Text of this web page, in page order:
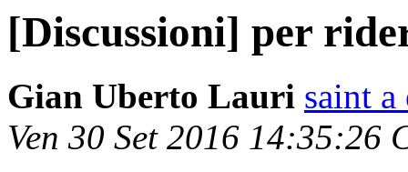
[Discussioni] per
Gian Uberto Lauri saint
Ven 30 Set 2016 14:35:26